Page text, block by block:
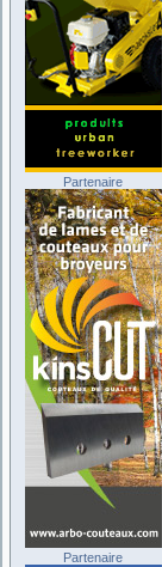
Partenaire
Partenaire